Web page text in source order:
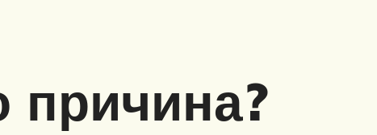
причина?